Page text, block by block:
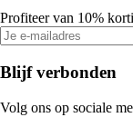
Profiteer van 10%
Blijf verbonden
Volg ons op sociale